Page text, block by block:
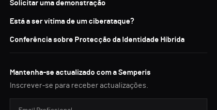
Solicitar uma demonstração
Está a ser vítima de um ciberataque?
Conferência sobre Protecção da Identidade Híbrida
Mantenha-se actualizado com a Semperis
Inscrever-se para receber actualizações.